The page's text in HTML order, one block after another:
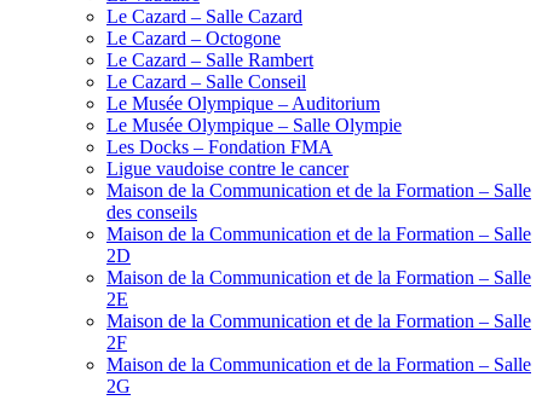
Le Cazard – Salle Cazard
Le Cazard – Octogone
Le Cazard – Salle Rambert
Le Cazard – Salle Conseil
Le Musée Olympique – Auditorium
Le Musée Olympique – Salle Olympie
Les Docks – Fondation FMA
Ligue vaudoise contre le cancer
Maison de la Communication et de la Formation – Salle
des conseils
Maison de la Communication et de la Formation – Salle
2D
Maison de la Communication et de la Formation – Salle
2E
Maison de la Communication et de la Formation – Salle
2F
Maison de la Communication et de la Formation – Salle
2G